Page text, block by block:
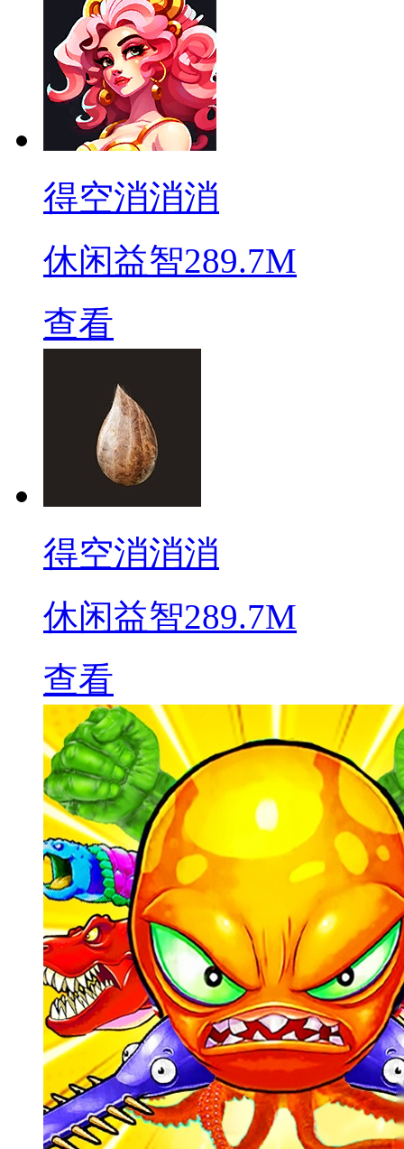
得空消消消
休闲益智289.7M
查看
得空消消消
休闲益智289.7M
查看